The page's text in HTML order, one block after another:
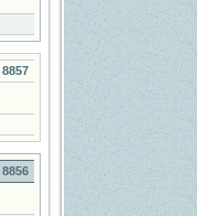
8857
8856